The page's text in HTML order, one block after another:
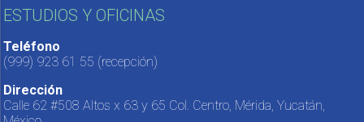
ESTUDIOS Y OFICINAS
Teléfono
(999) 923 61 55 (recepción)
Dirección
Calle 62 #508 Altos x 63 y 65 Col. Centro, Mérida, Yucatán,